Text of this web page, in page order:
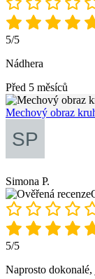
5/5
Nádhera
Před 5 měsíců
Mechový obraz
Simona P.
5/5
Naprosto